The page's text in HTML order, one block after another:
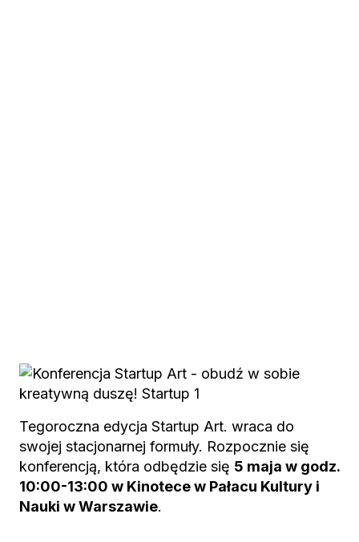
Tegoroczna edycja Startup Art. wraca do
swojej stacjonarnej formuły. Rozpocznie się
konferencją, która odbędzie się 5 maja w godz.
10:00-13:00 w Kinotece w Pałacu Kultury i
Nauki w Warszawie.